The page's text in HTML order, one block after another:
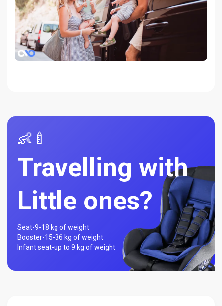
👶🍼
Travelling with
Little ones?
Seat-9-18 kg of weight
Booster-15-36 kg of weight
Infant seat-up to 9 kg of weight